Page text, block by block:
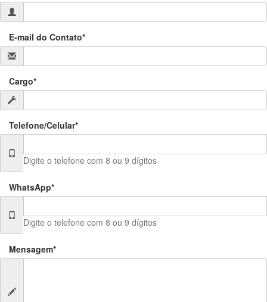
E-mail do Contato*
Cargo*
Telefone/Celular*
Digite o telefone com 8 ou 9 dígitos
WhatsApp*
Digite o telefone com 8 ou 9 dígitos
Mensagem*